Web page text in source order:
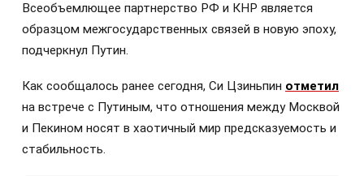
Всеобъемлющее партнерство РФ и КНР является
образцом межгосударственных связей в новую эпоху,
подчеркнул Путин.
Как сообщалось ранее сегодня, Си Цзиньпин отметил
на встрече с Путиным, что отношения между Москвой
и Пекином носят в хаотичный мир предсказуемость и
стабильность.